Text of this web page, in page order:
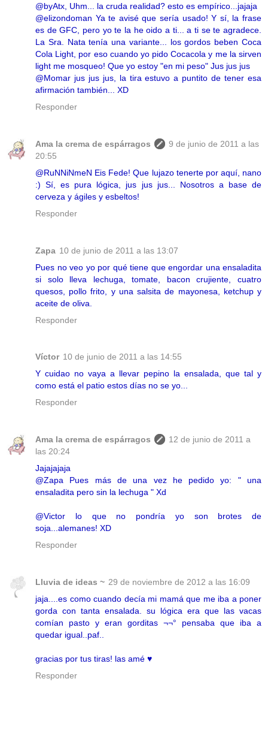
@byAtx, Uhm... la cruda realidad? esto es empírico...jajaja
@elizondoman Ya te avisé que sería usado! Y sí, la frase
es de GFC, pero yo te la he oido a ti... a ti se te agradece.
La Sra. Nata tenía una variante... los gordos beben Coca
Cola Light, por eso cuando yo pido Cocacola y me la sirven
light me mosqueo! Que yo estoy "en mi peso" Jus jus jus
@Momar jus jus jus, la tira estuvo a puntito de tener esa
afirmación también... XD
Responder
Ama la crema de espárragos
9 de junio de 2011 a las
20:55
@RuNNiNmeN Eis Fede! Que lujazo tenerte por aquí, nano
:) Sí, es pura lógica, jus jus jus... Nosotros a base de
cerveza y ágiles y esbeltos!
Responder
Zapa 10 de junio de 2011 a las 13:07
Pues no veo yo por qué tiene que engordar una ensaladita
si solo lleva lechuga, tomate, bacon crujiente, cuatro
quesos, pollo frito, y una salsita de mayonesa, ketchup y
aceite de oliva.
Responder
Víctor 10 de junio de 2011 a las 14:55
Y cuidao no vaya a llevar pepino la ensalada, que tal y
como está el patio estos días no se yo...
Responder
Ama la crema de espárragos
12 de junio de 2011 a
las 20:24
Jajajajaja
@Zapa Pues más de una vez he pedido yo: " una
ensaladita pero sin la lechuga " Xd
@Victor lo que no pondría yo son brotes de
soja...alemanes! XD
Responder
Lluvia de ideas ~ 29 de noviembre de 2012 a las 16:09
jaja....es como cuando decía mi mamá que me iba a poner
gorda con tanta ensalada. su lógica era que las vacas
comían pasto y eran gorditas ¬¬° pensaba que iba a
quedar igual..paf..
gracias por tus tiras! las amé ♥
Responder